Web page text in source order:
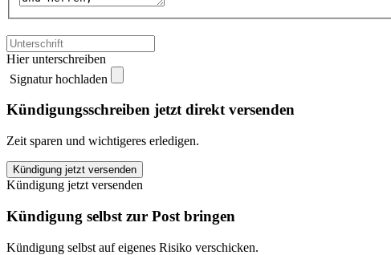
Hier unterschreiben
Signatur hochladen
Kündigungsschreiben jetzt direkt versenden
Zeit sparen und wichtigeres erledigen.
ERGO
KFZ-
Versicherung
kündigen
quantity
Kündigung jetzt versenden
Kündigung jetzt versenden
Kündigung selbst zur Post bringen
Kündigung selbst auf eigenes Risiko verschicken.